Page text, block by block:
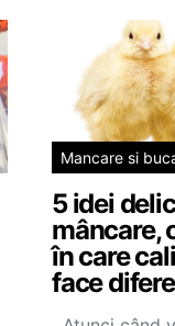
Mancare si
5 idei
mâncare,
în care
face